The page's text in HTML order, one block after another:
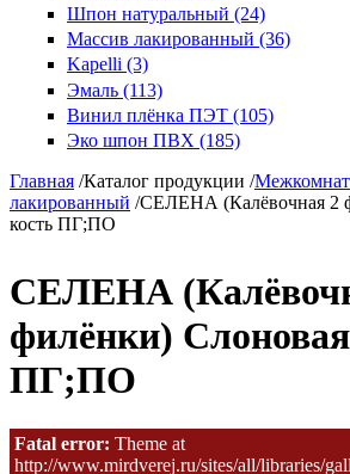
Шпон натуральный (24)
Массив лакированный (36)
Kapelli (3)
Эмаль (113)
Винил плёнка ПЭТ (105)
Эко шпон ПВХ (185)
Главная /Каталог продукции /
лакированный /СЕЛЕНА (Калёвочная 2
кость ПГ;ПО
СЕЛЕНА
филёнки)
ПГ;ПО
Fatal error: Theme at
http://www.mirdverej.ru/sites/all/libraries/
Массив лакированная
Цена